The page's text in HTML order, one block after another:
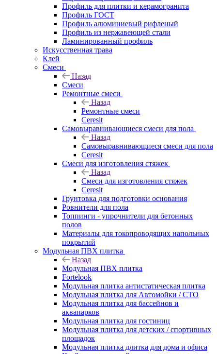
Профиль для плитки и керамогранита
Профиль ГОСТ
Профиль алюминиевый рифленый
Профиль из нержавеющей стали
Ламинированный профиль
Искусственная трава
Клей
Смеси
Назад
Смеси
Ремонтные смеси
Назад
Ремонтные смеси
Ceresit
Самовыравнивающиеся смеси для пола
Назад
Самовыравнивающиеся смеси для пола
Ceresit
Смеси для изготовления стяжек
Назад
Смеси для изготовления стяжек
Ceresit
Грунтовка для подготовки основания
Ровнители для пола
Топпинги - упрочнители для бетонных
полов
Материалы для токопроводящих напольных
покрытий
Модульная ПВХ плитка
Назад
Модульная ПВХ плитка
Fortelook
Модульная плитка антистатическая плитка
Модульная плитка для Автомойки / СТО
Модульная плитка для бассейнов и
аквапарков
Модульная плитка для гостиниц
Модульная плитка для детских / спортивных
площадок
Модульная плитка длитка для дома и офиса